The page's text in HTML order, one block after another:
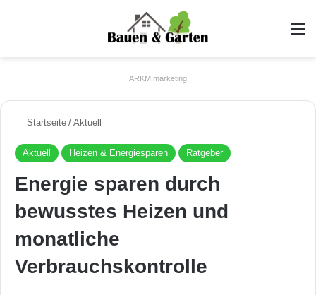
ARKM.marketing
Startseite / Aktuell
Aktuell Heizen & Energiesparen Ratgeber
Energie sparen durch
bewusstes Heizen und
monatliche
Verbrauchskontrolle